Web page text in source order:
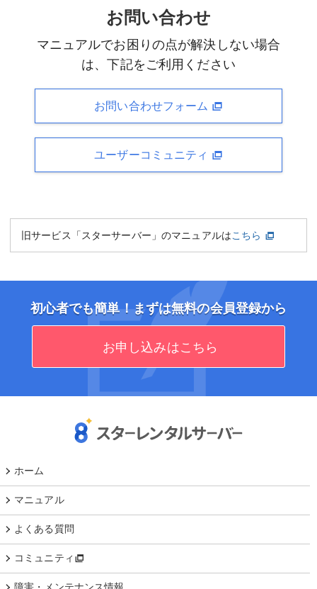
お問い合わせ
マニュアルでお困りの点が解決しない場合
は、下記をご利用ください
お問い合わせフォーム
ユーザーコミュニティ
旧サービス「スターサーバー」のマニュアルはこちら
初心者でも簡単！まずは無料の会員登録から
お申し込みはこちら
ホーム
マニュアル
よくある質問
コミュニティ
障害・メンテナンス情報